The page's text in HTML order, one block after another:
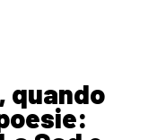
quando